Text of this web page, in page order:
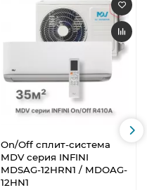
On/Off cплит-система
MDV серия INFINI
MDSAG-12HRN1 / MDOAG-
12HN1